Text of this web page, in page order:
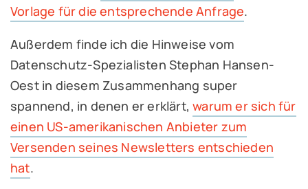
Vorlage für die entsprechende Anfrage.
Außerdem finde ich die Hinweise vom
Datenschutz-Spezialisten Stephan Hansen-
Oest in diesem Zusammenhang super
spannend, in denen er erklärt,warum er sich für
einen US-amerikanischen Anbieter zum
Versenden seines Newsletters entschieden
hat.